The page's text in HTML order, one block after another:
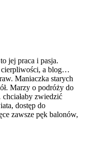
jej praca i pasja.
cierpliwości, a blog…
Maniaczka starych
Marzy o podróży do
zwiedzić
dostęp do
zawsze pęk balonów,